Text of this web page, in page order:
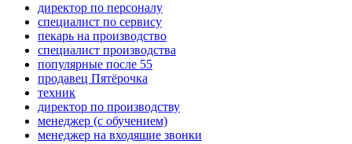
директор по персоналу
специалист по сервису
пекарь на производство
специалист производства
популярные после 55
продавец Пятёрочка
техник
директор по производству
менеджер (с обучением)
менеджер на входящие звонки